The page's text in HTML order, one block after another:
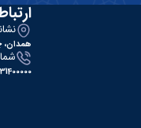
همدان،
31400000 - 081